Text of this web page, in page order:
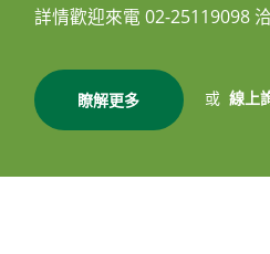
詳情歡迎來電 02-25119098
瞭解更多 或 線上